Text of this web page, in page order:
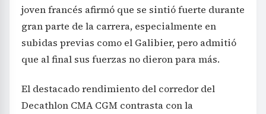
joven francés afirmó que se sintió fuerte durante
gran parte de la carrera, especialmente en
subidas previas como el Galibier, pero admitió
que al final sus fuerzas no dieron para más.
El destacado rendimiento del corredor del
Decathlon CMA CGM contrasta con la